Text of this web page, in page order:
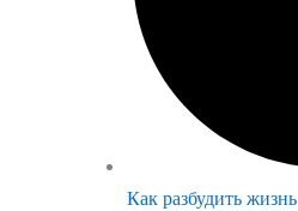
Как разбудить жизнь